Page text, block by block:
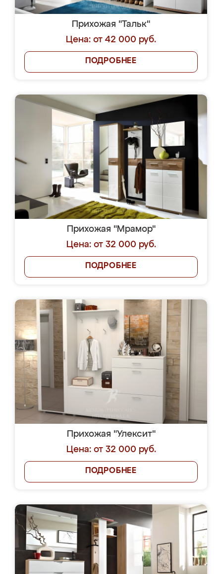
Прихожая "Тальк"
Цена: от 42 000 руб.
ПОДРОБНЕЕ
Прихожая "Мрамор"
Цена: от 32 000 руб.
ПОДРОБНЕЕ
Прихожая "Улексит"
Цена: от 32 000 руб.
ПОДРОБНЕЕ